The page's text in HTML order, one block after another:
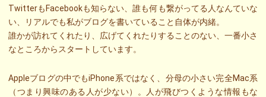
TwitterもFacebookも知らない、誰も何も繋がってる人なんていな
い、リアルでも私がブログを書いていること自体が内緒。
誰かが訪れてくれたり、広げてくれたりすることのない、一番小さ
なところからスタートしています。
Appleブログの中でもiPhone系ではなく、分母の小さい完全Mac系
（つまり興味のある人が少ない）。人が飛びつくような情報もな